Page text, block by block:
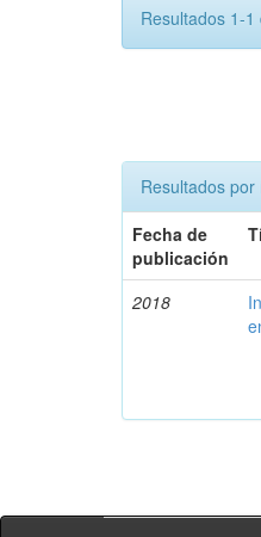
Resultados 1-1
Resultados por
Fecha de
publicación
2018